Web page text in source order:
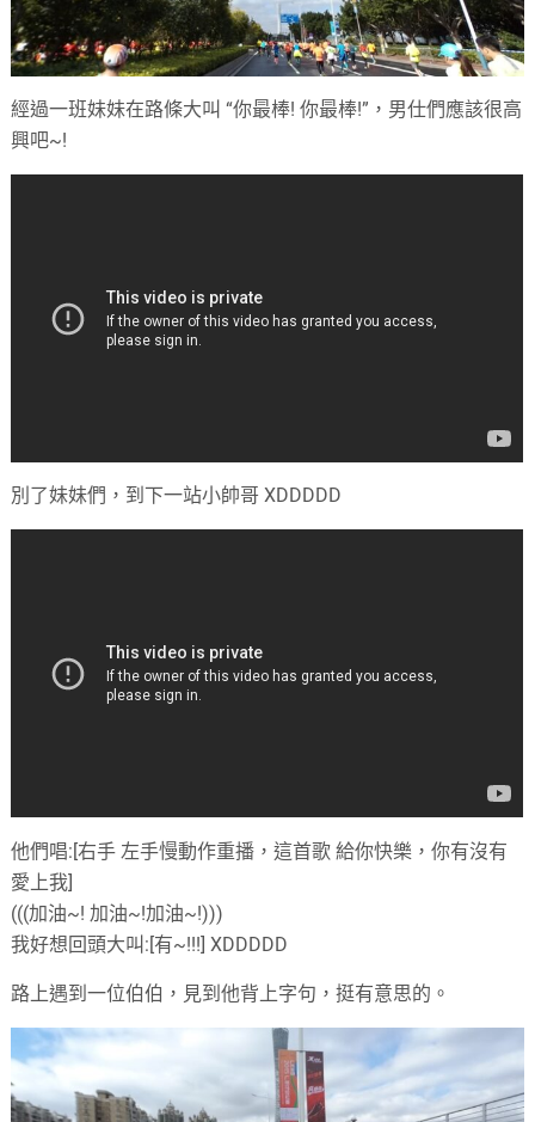
經過一班妹妹在路條大叫 “你最棒! 你最棒!”，男仕們應該很高
興吧~!
別了妹妹們，到下一站小帥哥 XDDDDD
他們唱:[右手 左手慢動作重播，這首歌 給你快樂，你有沒有
愛上我]
(((加油~! 加油~!加油~!)))
我好想回頭大叫:[有~!!!] XDDDDD
路上遇到一位伯伯，見到他背上字句，挺有意思的。